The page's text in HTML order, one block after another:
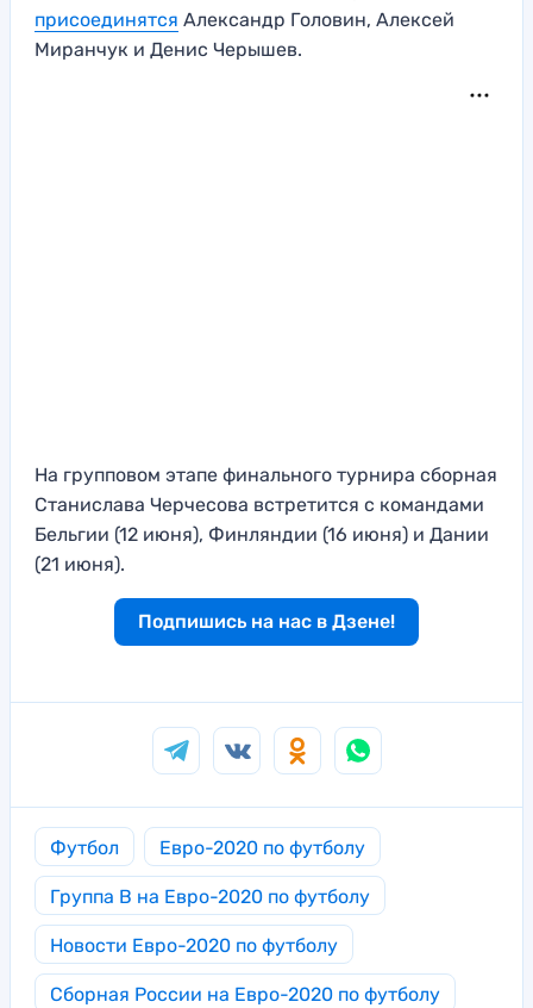
присоединятся Александр Головин, Алексей
Миранчук и Денис Черышев.
На групповом этапе финального турнира сборная
Станислава Черчесова встретится с командами
Бельгии (12 июня), Финляндии (16 июня) и Дании
(21 июня).
Подпишись на нас в Дзене!
Футбол Евро-2020 по футболу
Группа B на Евро-2020 по футболу
Новости Евро-2020 по футболу
Сборная России на Евро-2020 по футболу